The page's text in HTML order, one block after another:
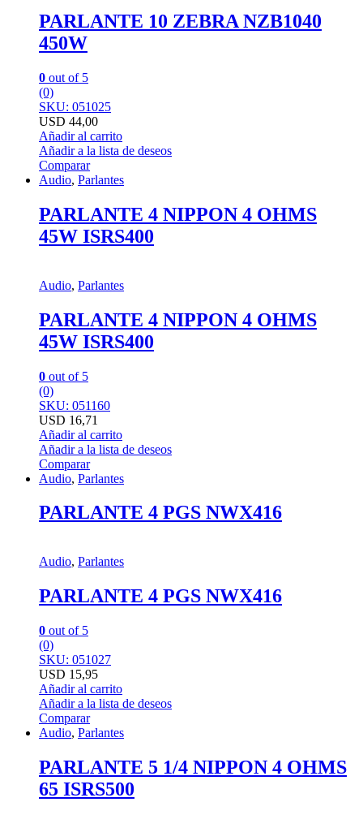
PARLANTE 10 ZEBRA NZB1040
450W
0 out of 5
(0)
SKU: 051025
USD 44,00
Añadir al carrito
Añadir a la lista de deseos
Comparar
Audio, Parlantes
PARLANTE 4 NIPPON 4 OHMS
45W ISRS400
Audio, Parlantes
PARLANTE 4 NIPPON 4 OHMS
45W ISRS400
0 out of 5
(0)
SKU: 051160
USD 16,71
Añadir al carrito
Añadir a la lista de deseos
Comparar
Audio, Parlantes
PARLANTE 4 PGS NWX416
Audio, Parlantes
PARLANTE 4 PGS NWX416
0 out of 5
(0)
SKU: 051027
USD 15,95
Añadir al carrito
Añadir a la lista de deseos
Comparar
Audio, Parlantes
PARLANTE 5 1/4 NIPPON 4 OHMS
65 ISRS500